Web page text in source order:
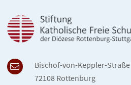
Bischof-von-Keppler-Straße
72108 Rottenburg